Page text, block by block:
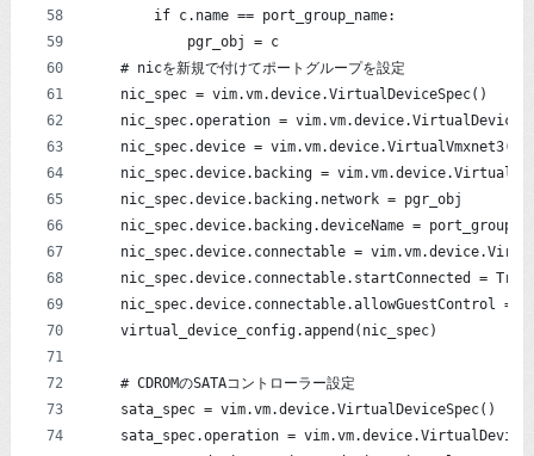
        if c.name == port_group_name:
            pgr_obj = c
    # nicを新規で付けてポートグループを設定
    nic_spec = vim.vm.device.VirtualDeviceSpec()
nic_spec.operation =
    nic_spec.device = vim.vm.device.VirtualVmxnet3()
nic_spec.device.backing =
    nic_spec.device.backing.network = pgr_obj
nic_spec.device.backing.deviceName =
nic_spec.device.connectable =
    nic_spec.device.connectable.startConnected = True
nic_spec.device.connectable.allowGuestControl =
    virtual_device_config.append(nic_spec)
    # CDROMのSATAコントローラー設定
    sata_spec = vim.vm.device.VirtualDeviceSpec()
sata_spec.operation =